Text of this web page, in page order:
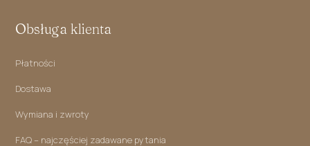
Obsługa klienta
Płatności
Dostawa
Wymiana i zwroty
FAQ – najczęściej zadawane pytania